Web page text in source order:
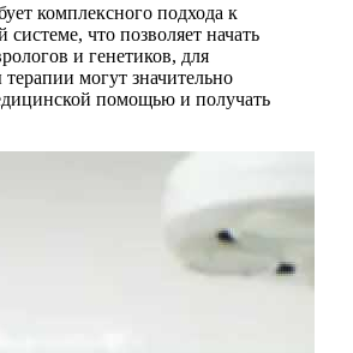
комплексного подхода к
что позволяет начать
и генетиков, для
могут значительно
помощью и получать